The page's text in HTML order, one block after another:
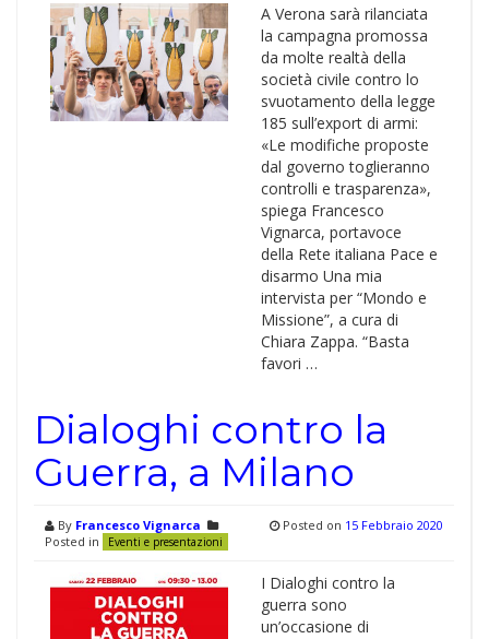
A Verona sarà rilanciata
la campagna promossa
da molte realtà della
società civile contro lo
svuotamento della legge
185 sull’export di armi:
«Le modifiche proposte
dal governo toglieranno
controlli e trasparenza»,
spiega Francesco
Vignarca, portavoce
della Rete italiana Pace e
disarmo Una mia
intervista per “Mondo e
Missione”, a cura di
Chiara Zappa. “Basta
favori …
Dialoghi contro la
Guerra, a Milano
By Francesco Vignarca
Posted in
Eventi e presentazioni
Posted on 15 Febbraio 2020
I Dialoghi contro la
guerra sono
un’occasione di